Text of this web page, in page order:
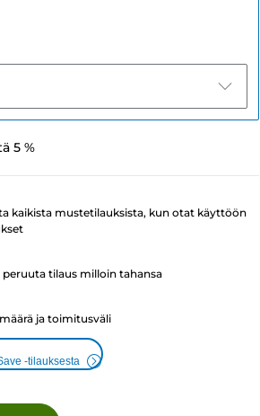
5 %
kaikista mustetilauksista, kun otat käyttöön
peruuta tilaus milloin tahansa
ja toimitusväli
-tilauksesta